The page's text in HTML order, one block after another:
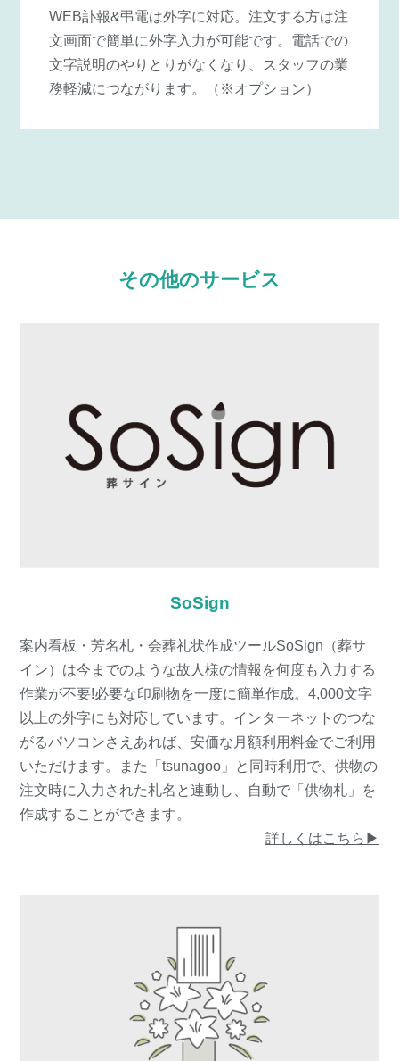
WEB訃報&弔電は外字に対応。注文する方は注
文画面で簡単に外字入力が可能です。電話での
文字説明のやりとりがなくなり、スタッフの業
務軽減につながります。（※オプション）
その他のサービス
SoSign
案内看板・芳名札・会葬礼状作成ツールSoSign（葬サ
イン）は今までのような故人様の情報を何度も入力する
作業が不要!必要な印刷物を一度に簡単作成。4,000文字
以上の外字にも対応しています。インターネットのつな
がるパソコンさえあれば、安価な月額利用料金でご利用
いただけます。また「tsunagoo」と同時利用で、供物の
注文時に入力された札名と連動し、自動で「供物札」を
作成することができます。
詳しくはこちら▶︎